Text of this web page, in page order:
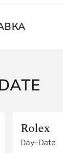
Rolex
Day-Date